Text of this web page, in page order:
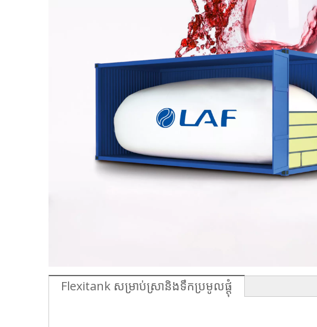
Flexitank សម្រាប់ស្រានិងទឹកប្រមូលផ្តុំ